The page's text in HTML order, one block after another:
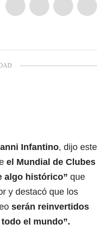
Infantino, dijo este
el Mundial de Clubes
algo histórico” que
y destacó que los
serán reinvertidos
el mundo”.